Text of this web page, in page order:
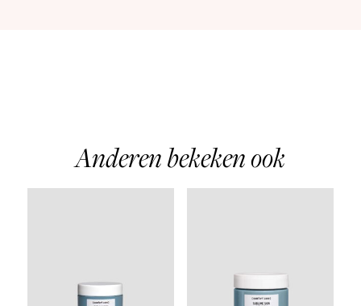
Anderen bekeken ook